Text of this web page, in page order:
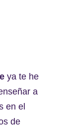
ya te he
a
en el
de